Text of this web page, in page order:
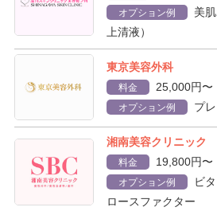
オプション例
美
上清液）
東京美容外科
料金 25,000円〜
オプション例 プ
湘南美容クリニック
料金 19,800円〜
オプション例
ビ
ロースファクター